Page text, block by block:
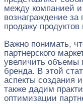
между компанией
вознаграждение
продажу
Важно понимать,
партнерского
увеличить объемы
бренда. В этой
аспекты создания
также дадим
оптимизации